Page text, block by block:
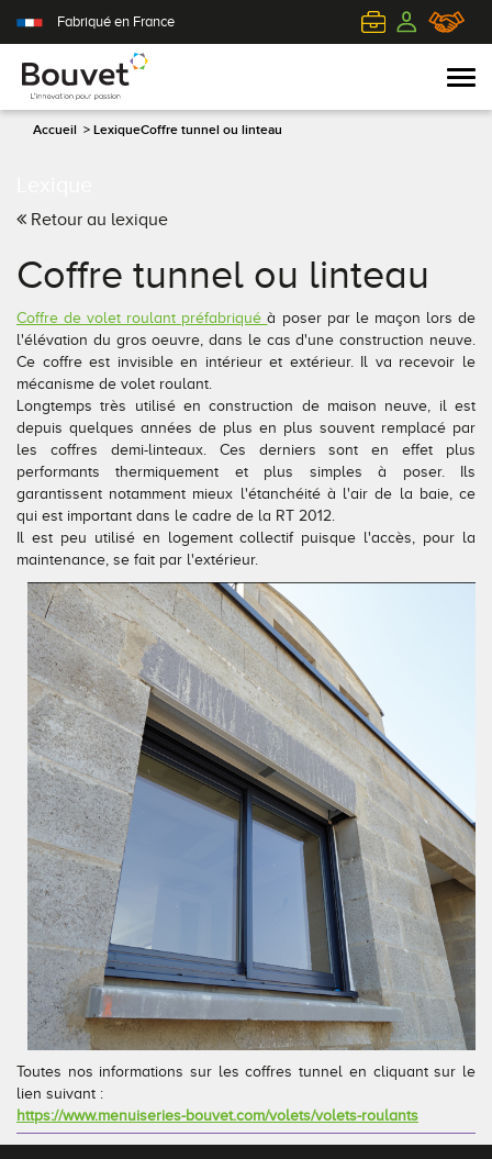
Fabriqué en France
Accueil > LexiqueCoffre tunnel ou linteau
Retour au lexique
Coffre tunnel ou linteau
Coffre de volet roulant préfabriquéà poser par le maçon lors de
l'élévation du gros oeuvre, dans le cas d'une construction neuve.
Ce coffre est invisible en intérieur et extérieur. Il va recevoir le
mécanisme de volet roulant.
Longtemps très utilisé en construction de maison neuve, il est
depuis quelques années de plus en plus souvent remplacé par
les coffres demi-linteaux. Ces derniers sont en effet plus
performants thermiquement et plus simples à poser. Ils
garantissent notamment mieux l'étanchéité à l'air de la baie, ce
qui est important dans le cadre de la RT 2012.
Il est peu utilisé en logement collectif puisque l'accès, pour la
maintenance, se fait par l'extérieur.
Toutes nos informations sur les coffres tunnel en cliquant sur le
lien suivant :
https://www.menuiseries-bouvet.com/volets/volets-roulants
Bois
Nos portes-fenêtres
Toutes nos fenêtres
Conseils pour choisir
Demander un devis
Télécharger le catalogue
Tous nos volets
Conseils pour choisir
Demander un devis
Tous nos accessoires volets roulants
Tous nos accessoires volets battants
Télécharger le catalogue
PVC
Toutes nos portes d'entrée
Contemporaine
Classique
Accessoires
Conseils pour choisir
Demander un devis
Télécharger le catalogue
L'efficience industrielle
Le respect de l'environnement